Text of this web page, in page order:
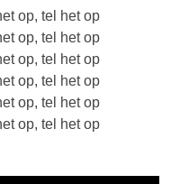
op, tel het op
op, tel het op
op, tel het op
op, tel het op
op, tel het op
op, tel het op